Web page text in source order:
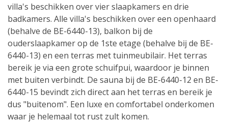
villa's beschikken over vier slaapkamers en drie
badkamers. Alle villa's beschikken over een openhaard
(behalve de BE-6440-13), balkon bij de
ouderslaapkamer op de 1ste etage (behalve bij de BE-
6440-13) en een terras met tuinmeubilair. Het terras
bereik je via een grote schuifpui, waardoor je binnen
met buiten verbindt. De sauna bij de BE-6440-12 en BE-
6440-15 bevindt zich direct aan het terras en bereik je
dus "buitenom". Een luxe en comfortabel onderkomen
waar je helemaal tot rust zult komen.